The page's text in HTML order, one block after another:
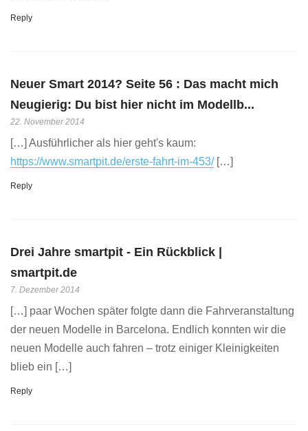
Reply
Neuer Smart 2014? Seite 56 : Das macht mich
Neugierig: Du bist hier nicht im Modellb...
22. November 2014
[…] Ausführlicher als hier geht's kaum:
https://www.smartpit.de/erste-fahrt-im-453/[…]
Reply
Drei Jahre smartpit - Ein Rückblick |
smartpit.de
7. Dezember 2014
[…] paar Wochen später folgte dann die Fahrveranstaltung
der neuen Modelle in Barcelona. Endlich konnten wir die
neuen Modelle auch fahren – trotz einiger Kleinigkeiten
blieb ein […]
Reply